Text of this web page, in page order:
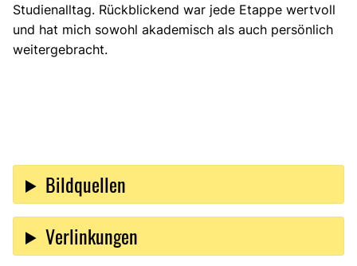
Studienalltag. Rückblickend war jede Etappe wertvoll
und hat mich sowohl akademisch als auch persönlich
weitergebracht.
Bildquellen
Verlinkungen